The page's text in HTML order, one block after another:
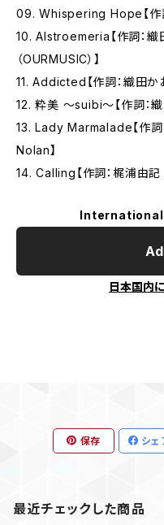
09. Whispering Hope【作詞
10. Alstroemeria【作詞：織
（OURMUSIC）】
11. Addicted【作詞：織田か
12. 粋美 ～suibi～【作詞：織
13. Lady Marmalade【作
Nolan】
14. Calling【作詞：梶浦由記
日本国内
保存 シェ
最近チェックした商品